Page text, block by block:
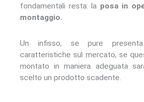
fondamentali resta: la posa in
montaggio.
Un infisso, se pure
caratteristiche sul mercato, se
montato in maniera adeguata
scelto un prodotto scadente.